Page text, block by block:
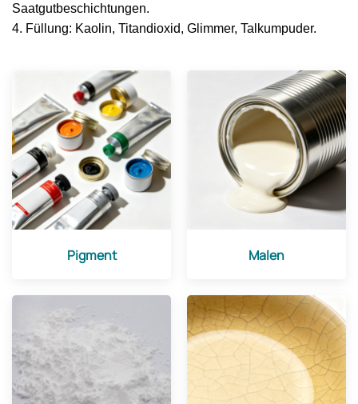
Saatgutbeschichtungen.
4. Füllung: Kaolin, Titandioxid, Glimmer, Talkumpuder.
Pigment Malen